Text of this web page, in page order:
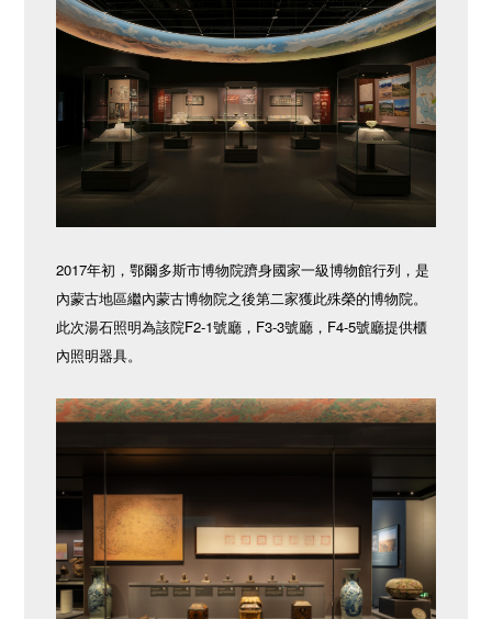
2017年初，鄂爾多斯市博物院躋身國家一級博物館行列，是
內蒙古地區繼內蒙古博物院之後第二家獲此殊榮的博物院。
此次湯石照明為該院F2-1號廳，F3-3號廳，F4-5號廳提供櫃
內照明器具。